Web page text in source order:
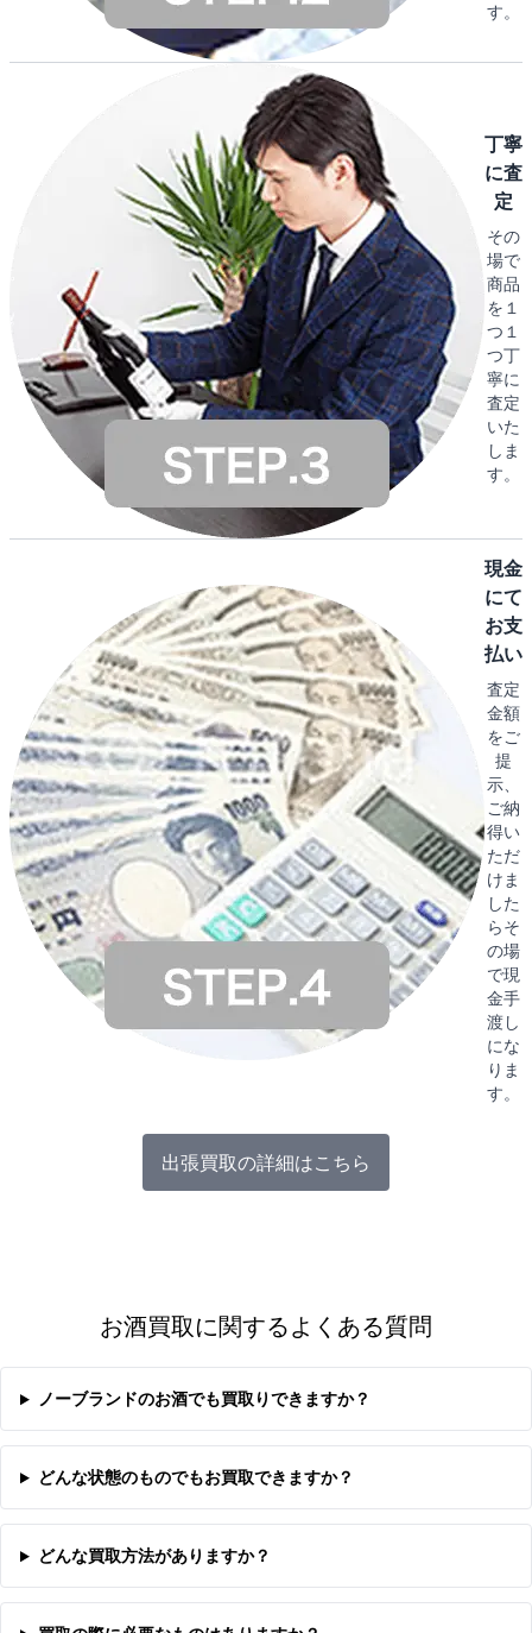
す。
丁寧
に査
定
その
場で
商品
を１
つ１
つ丁
寧に
査定
いた
しま
す。
現金
にて
お支
払い
査定
金額
をご
提
示、
ご納
得い
ただ
けま
した
らそ
の場
で現
金手
渡し
にな
りま
す。
出張買取の詳細はこちら
お酒買取に関するよくある質問
ノーブランドのお酒でも買取りできますか？
どんな状態のものでもお買取できますか？
どんな買取方法がありますか？